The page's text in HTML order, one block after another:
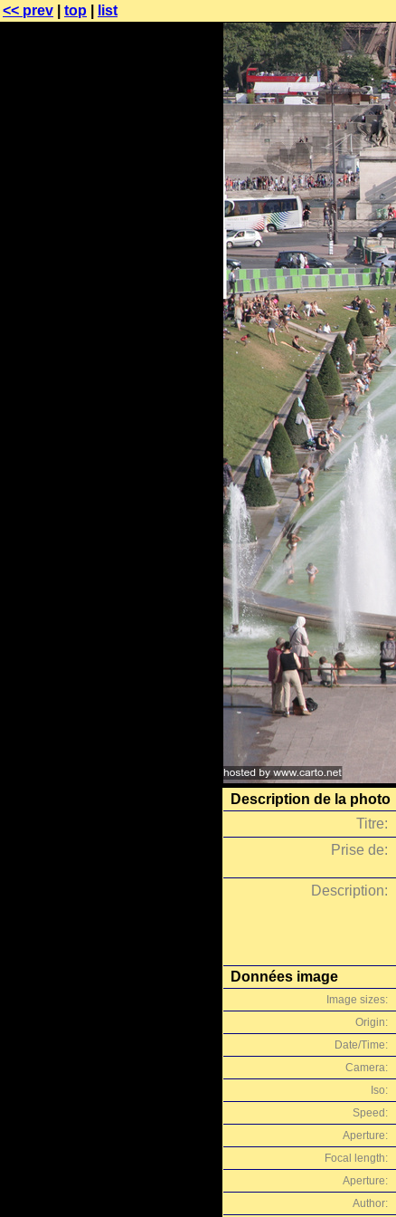
<< prev top list
Description de la photo
Titre:
Prise de:
Description:
Données image
Image sizes:
Origin:
Date/Time:
Camera:
Iso:
Speed:
Aperture:
Focal length:
Aperture:
Author: